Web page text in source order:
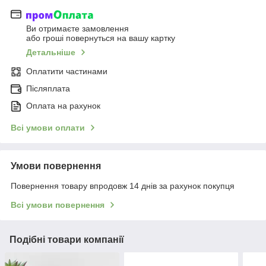
Ви отримаєте замовлення
або гроші повернуться на вашу картку
Детальніше
Оплатити частинами
Післяплата
Оплата на рахунок
Всі умови оплати
Умови повернення
Повернення товару впродовж 14 днів за рахунок покупця
Всі умови повернення
Подібні товари компанії